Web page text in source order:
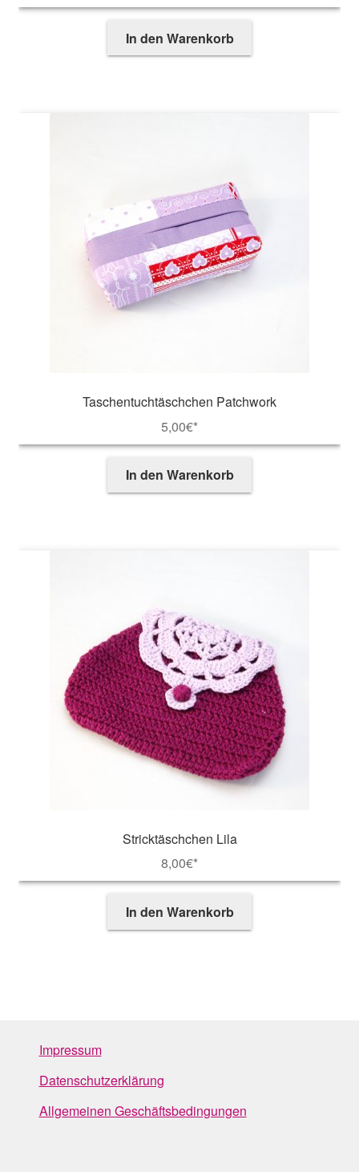
In den Warenkorb
Taschentuchtäschchen Patchwork
5,00€*
In den Warenkorb
Stricktäschchen Lila
8,00€*
In den Warenkorb
Impressum
Datenschutzerklärung
Allgemeinen Geschäftsbedingungen